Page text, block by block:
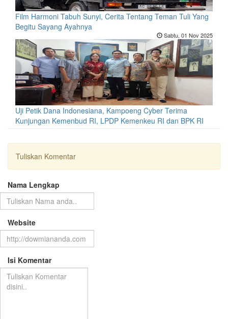
Film Harmoni Tabuh Sunyi, Cerita Tentang Teman Tuli Yang
Begitu Sayang Ayahnya
Sabtu, 01 Nov 2025
Uji Petik Dana Indonesiana, Kampoeng Cyber Terima
Kunjungan Kemenbud RI, LPDP Kemenkeu RI dan BPK RI
Tuliskan Komentar
Nama Lengkap
Website
Isi Komentar